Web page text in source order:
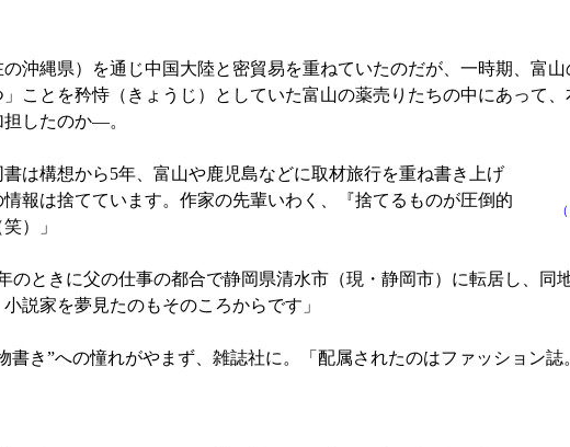
沖縄県）を通じ中国大陸と密貿易を重ねていたのだが、一時期、富
ことを矜恃（きょうじ）としていた富山の薬売りたちの中にあって
したのか—。
は構想から5年、富山や鹿児島などに取材旅行を重ね書き上げ
報は捨てています。作家の先輩いわく、『捨てるものが圧倒的
）」
ときに父の仕事の都合で静岡県清水市（現・静岡市）に転居し、同
説家を夢見たのもそのころからです」
き”への憧れがやまず、雑誌社に。「配属されたのはファッション誌